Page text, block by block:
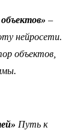
–
нейросети.
объектов,
Путь к